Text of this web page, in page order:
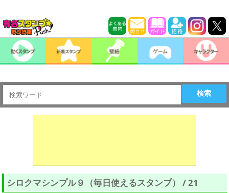
検索
シロクマシンプル９（毎日使えるスタンプ） / 21